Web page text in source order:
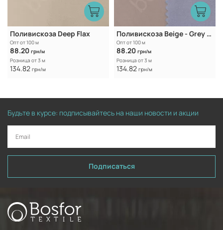
Поливискоза Deep Flax
Опт от 100 м
88.20 грн/м
Розница от 3 м
134.82 грн/м
Поливискоза Beige - Grey Blue
Опт от 100 м
88.20 грн/м
Розница от 3 м
134.82 грн/м
Будьте в курсе: подписывайтесь на наши новости и акции
Подписаться